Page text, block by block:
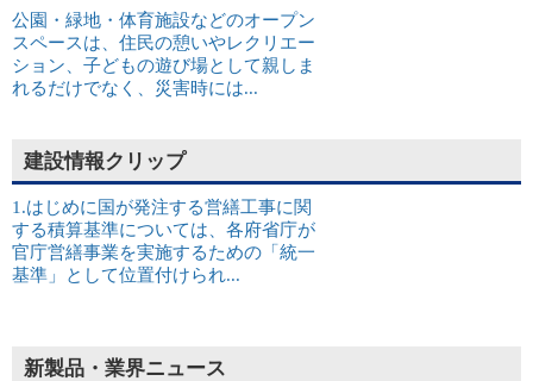
公園・緑地・体育施設などのオープン
スペースは、住民の憩いやレクリエー
ション、子どもの遊び場として親しま
れるだけでなく、災害時には...
建設情報クリップ
1.はじめに国が発注する営繕工事に関
する積算基準については、各府省庁が
官庁営繕事業を実施するための「統一
基準」として位置付けられ...
新製品・業界ニュース